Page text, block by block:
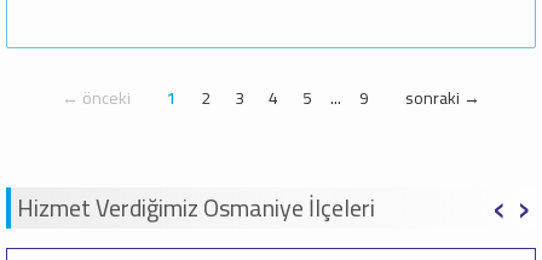
← önceki 1 2 3 4 5 ... 9 sonraki →
Hizmet Verdiğimiz Osmaniye İlçeleri ‹ ›